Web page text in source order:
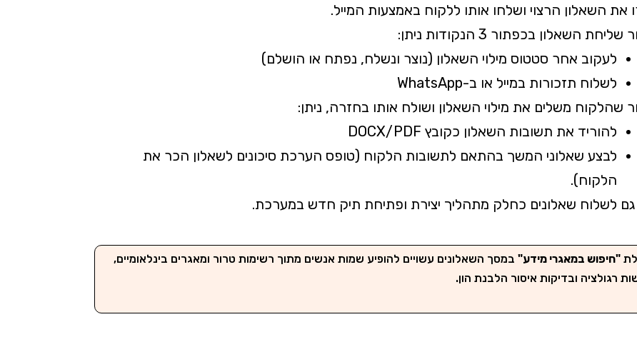
את השאלון הרצוי ושלחו אותו ללקוח באמצעות המייל.
השאלון בכפתור 3 הנקודות ניתן:
לעקוב אחר סטטוס מילוי השאלון (נוצר ונשלח, נפתח או הושלם)
לשלוח תזכורות במייל או ב-WhatsApp
שהלקוח משלים את מילוי השאלון ושולח אותו בחזרה, ניתן:
להוריד את תשובות השאלון כקובץ DOCX/PDF
לבצע שאלוני המשך בהתאם לתשובות הלקוח (טופס הערכת סיכונים לשאלון הכר את
הלקוח).
גם לשלוח שאלונים כחלק מתהליך יצירת ופתיחת תיק חדש במערכת.
"חיפוש במאגרי מידע" במסך השאלונים עשויים להופיע שמות אנשים מתוך רשימות טרור ומאגרים בינלאומיים,
רגולציה ובדיקות איסור הלבנת הון.